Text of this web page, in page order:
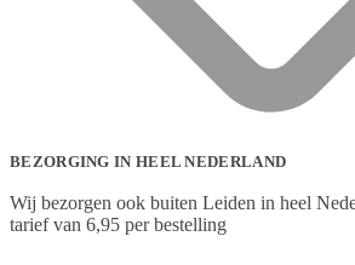
BEZORGING IN HEEL NEDERLAND
Wij bezorgen ook buiten Leiden in heel
tarief van 6,95 per bestelling